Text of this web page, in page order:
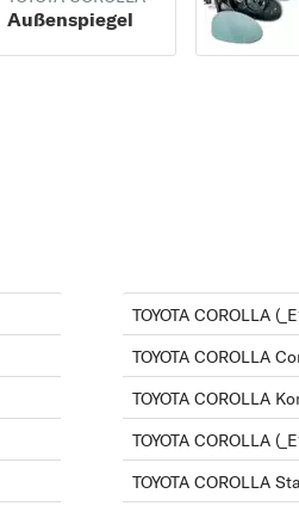
Außenspiegel
TOYOTA COROLLA
TOYOTA COROLLA
TOYOTA COROLLA
TOYOTA COROLLA
TOYOTA COROLLA